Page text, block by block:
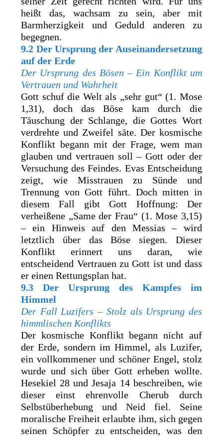
heißt das, wachsam zu sein, aber mit
Barmherzigkeit und Geduld anderen zu
begegnen.
9.2 Der Ursprung der Auseinandersetzung
auf der Erde
Der Ursprung des Bösen – Ein Konflikt um
Vertrauen und Wahrheit
Gott schuf die Welt als „sehr gut“ (1. Mose
1,31), doch das Böse kam durch die
Täuschung der Schlange, die Gottes Wort
verdrehte und Zweifel säte. Der kosmische
Konflikt begann mit der Frage, wem man
glauben und vertrauen soll – Gott oder der
Versuchung des Feindes. Evas Entscheidung
zeigt, wie Misstrauen zu Sünde und
Trennung von Gott führt. Doch mitten in
diesem Fall gibt Gott Hoffnung: Der
verheißene „Same der Frau“ (1. Mose 3,15)
– ein Hinweis auf den Messias – wird
letztlich über das Böse siegen. Dieser
Konflikt erinnert uns daran, wie
entscheidend Vertrauen zu Gott ist und dass
er einen Rettungsplan hat.
9.3 Der Ursprung des Kampfes im
Himmel
Der Fall Luzifers – Stolz als Ursprung des
himmlischen Konflikts
Der kosmische Konflikt begann nicht auf
der Erde, sondern im Himmel, als Luzifer,
ein vollkommener und schöner Engel, stolz
wurde und sich über Gott erheben wollte.
Hesekiel 28 und Jesaja 14 beschreiben, wie
dieser einst ehrenvolle Cherub durch
Selbstüberhebung und Neid fiel. Seine
moralische Freiheit erlaubte ihm, sich gegen
seinen Schöpfer zu entscheiden, was den